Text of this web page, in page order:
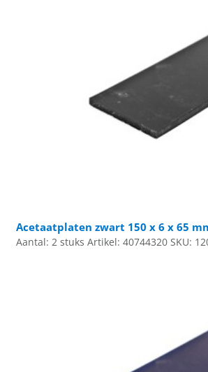
Acetaatplaten zwart 150 x 6 x 65
Aantal: 2 stuks Artikel: 40744320 SKU: